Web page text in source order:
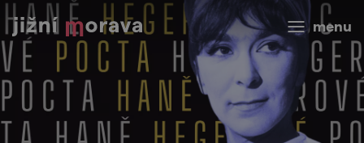
menu